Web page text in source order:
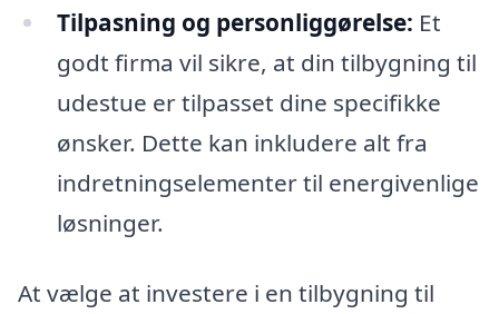
Tilpasning og personliggørelse: Et
godt firma vil sikre, at din tilbygning til
udestue er tilpasset dine specifikke
ønsker. Dette kan inkludere alt fra
indretningselementer til energivenlige
løsninger.
At vælge at investere i en tilbygning til